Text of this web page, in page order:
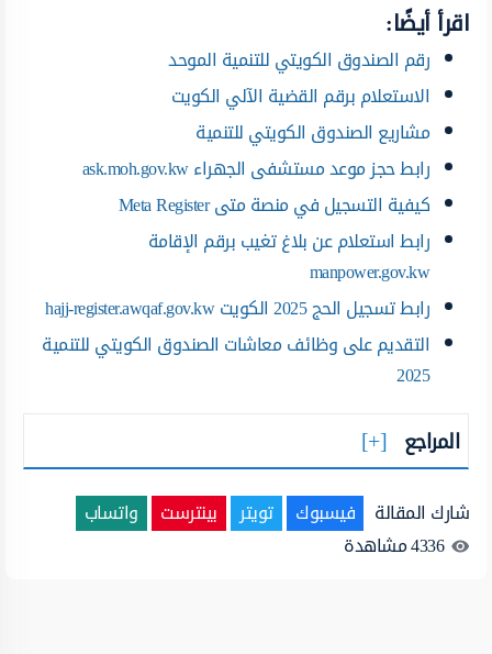
اقرأ أيضًا:
رقم الصندوق الكويتي للتنمية الموحد
الاستعلام برقم القضية الآلي الكويت
مشاريع الصندوق الكويتي للتنمية
رابط حجز موعد مستشفى الجهراء ask.moh.gov.kw
كيفية التسجيل في منصة متى Meta Register
رابط استعلام عن بلاغ تغيب برقم الإقامة
manpower.gov.kw
رابط تسجيل الحج 2025 الكويت hajj-register.awqaf.gov.kw
التقديم على وظائف معاشات الصندوق الكويتي للتنمية
2025
المراجع
شارك المقالة فيسبوك تويتر بينترست
واتساب
4336مشاهدة